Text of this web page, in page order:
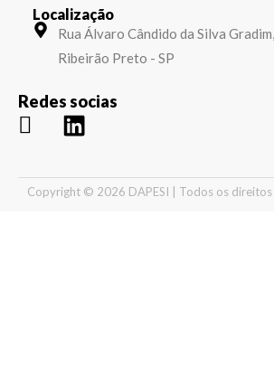
Localização
Rua Álvaro Cândido da Silva
Ribeirão Preto - SP
Redes socias
Copyright © 2026 DAPESI | Todos os direitos